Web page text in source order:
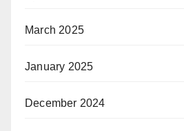
March 2025
January 2025
December 2024